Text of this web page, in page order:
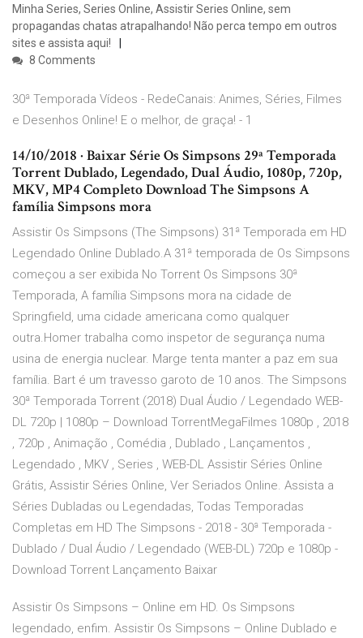
Minha Series, Series Online, Assistir Series Online, sem
propagandas chatas atrapalhando! Não perca tempo em outros
sites e assista aqui!
8 Comments
30ª Temporada Vídeos - RedeCanais: Animes, Séries, Filmes
e Desenhos Online! E o melhor, de graça! - 1
14/10/2018 · Baixar Série Os Simpsons 29ª Temporada
Torrent Dublado, Legendado, Dual Áudio, 1080p, 720p,
MKV, MP4 Completo Download The Simpsons A
família Simpsons mora
Assistir Os Simpsons (The Simpsons) 31ª Temporada em HD
Legendado Online Dublado.A 31ª temporada de Os Simpsons
começou a ser exibida No Torrent Os Simpsons 30ª
Temporada, A família Simpsons mora na cidade de
Springfield, uma cidade americana como qualquer
outra.Homer trabalha como inspetor de segurança numa
usina de energia nuclear. Marge tenta manter a paz em sua
família. Bart é um travesso garoto de 10 anos. The Simpsons
30ª Temporada Torrent (2018) Dual Áudio / Legendado WEB-
DL 720p | 1080p – Download TorrentMegaFilmes 1080p , 2018
, 720p , Animação , Comédia , Dublado , Lançamentos ,
Legendado , MKV , Series , WEB-DL Assistir Séries Online
Grátis, Assistir Séries Online, Ver Seriados Online. Assista a
Séries Dubladas ou Legendadas, Todas Temporadas
Completas em HD The Simpsons - 2018 - 30ª Temporada -
Dublado / Dual Áudio / Legendado (WEB-DL) 720p e 1080p -
Download Torrent Lançamento Baixar
Assistir Os Simpsons – Online em HD. Os Simpsons
legendado, enfim. Assistir Os Simpsons – Online Dublado e